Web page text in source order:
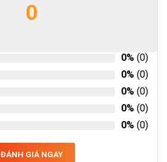
0
0% (0)
0% (0)
0% (0)
0% (0)
0% (0)
ĐÁNH GIÁ NGAY